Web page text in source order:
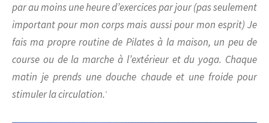
par au moins une heure d’exercices par jour (pas seulement
important pour mon corps mais aussi pour mon esprit) Je
fais ma propre routine de Pilates à la maison, un peu de
course ou de la marche à l’extérieur et du yoga. Chaque
matin je prends une douche chaude et une froide pour
stimuler la circulation.‘